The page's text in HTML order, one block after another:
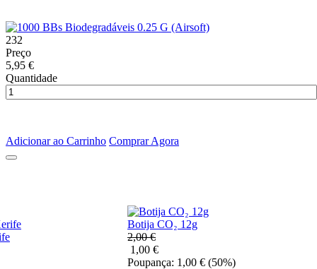
232
Preço
5,95 €
Quantidade
Adicionar ao Carrinho Comprar Agora
Botija CO₂ 12g
2,00 €
1,00 €
Poupança: 1,00 € (50%)